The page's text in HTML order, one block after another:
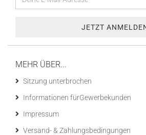
MEHR ÜBER...
Sitzung unterbrochen
Informationen fürGewerbekunden
Impressum
Versand- & Zahlungsbedingungen